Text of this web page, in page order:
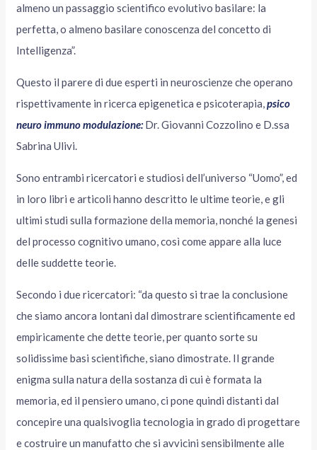
almeno un passaggio scientifico evolutivo basilare: la
perfetta, o almeno basilare conoscenza del concetto di
Intelligenza”.
Questo il parere di due esperti in neuroscienze che operano
rispettivamente in ricerca epigenetica e psicoterapia,psico
neuro immuno modulazione:Dr. Giovanni Cozzolino e D.ssa
Sabrina Ulivi.
Sono entrambi ricercatori e studiosi dell’universo “Uomo”, ed
in loro libri e articoli hanno descritto le ultime teorie, e gli
ultimi studi sulla formazione della memoria, nonché la genesi
del processo cognitivo umano, così come appare alla luce
delle suddette teorie.
Secondo i due ricercatori: “da questo si trae la conclusione
che siamo ancora lontani dal dimostrare scientificamente ed
empiricamente che dette teorie, per quanto sorte su
solidissime basi scientifiche, siano dimostrate. Il grande
enigma sulla natura della sostanza di cui è formata la
memoria, ed il pensiero umano, ci pone quindi distanti dal
concepire una qualsivoglia tecnologia in grado di progettare
e costruire un manufatto che si avvicini sensibilmente alle